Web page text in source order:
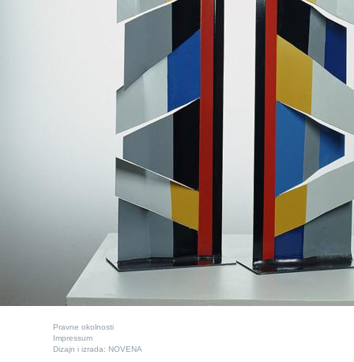
Pravne okolnosti
Impressum
Dizajn i izrada: NOVENA